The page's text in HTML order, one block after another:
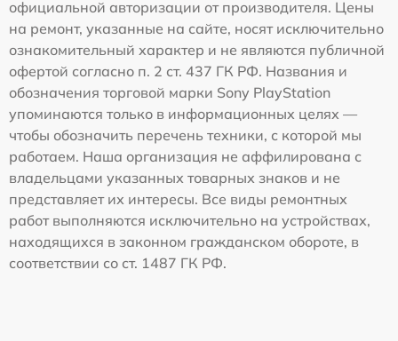
официальной авторизации от производителя. Цены
на ремонт, указанные на сайте, носят исключительно
ознакомительный характер и не являются публичной
офертой согласно п. 2 ст. 437 ГК РФ. Названия и
обозначения торговой марки Sony PlayStation
упоминаются только в информационных целях —
чтобы обозначить перечень техники, с которой мы
работаем. Наша организация не аффилирована с
владельцами указанных товарных знаков и не
представляет их интересы. Все виды ремонтных
работ выполняются исключительно на устройствах,
находящихся в законном гражданском обороте, в
соответствии со ст. 1487 ГК РФ.